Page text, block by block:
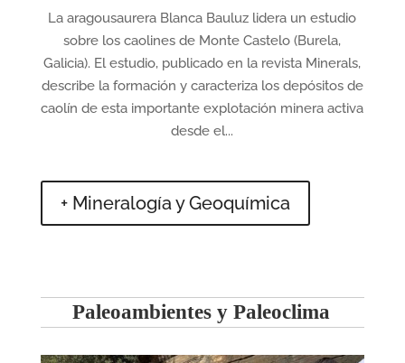
La aragousaurera Blanca Bauluz lidera un estudio
sobre los caolines de Monte Castelo (Burela,
Galicia). El estudio, publicado en la revista Minerals,
describe la formación y caracteriza los depósitos de
caolín de esta importante explotación minera activa
desde el...
+ Mineralogía y Geoquímica
Paleoambientes y Paleoclima